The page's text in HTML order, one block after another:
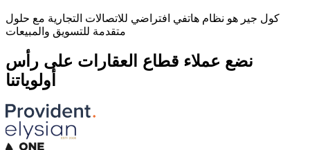
كول جير هو نظام هاتفي افتراضي للاتصالات التجارية مع حلول
متقدمة للتسويق والمبيعات
نضع عملاء قطاع العقارات على رأس
أولوياتنا